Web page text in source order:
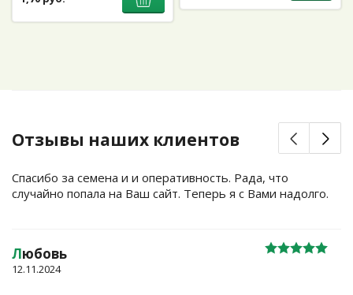
Отзывы наших клиентов
Спасибо за семена и и оперативность. Рада, что
случайно попала на Ваш сайт. Теперь я с Вами надолго.
Любовь
12.11.2024